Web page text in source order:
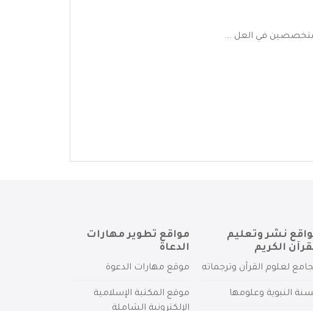
في العل ...
نشر وتعليم
الكريم
لعلوم القرآن وترجماته
النبوية وعلومها
مواقع تطوير مهارات
الدعاة
موقع مهارات الدعوة
موقع المكتبة الإسلامية
الإلكترونية الشاملة